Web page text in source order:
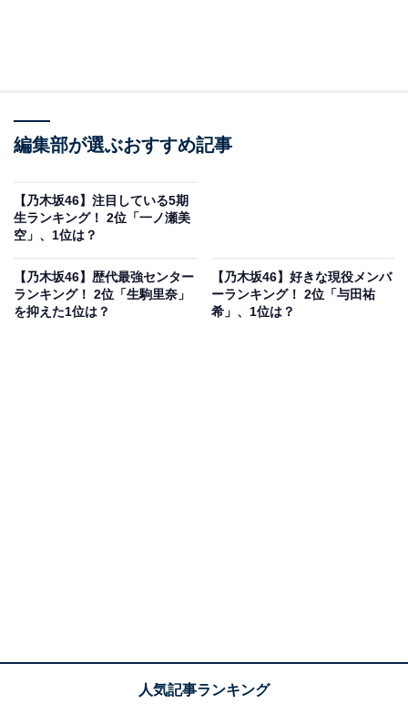
2位に選ばれたのは、与田祐希さんでした。
2017年に発売された18枚目のシングル『逃げ水』で、同
期の大園桃子さんと共にダブルセンターを務めました。
編集部が選ぶおすすめ記事
【乃木坂46】注目している5期
生ランキング！ 2位「一ノ瀬美
空」、1位は？
【乃木坂46】歴代最強センター
ランキング！ 2位「生駒里奈」
を抑えた1位は？
【乃木坂46】好きな現役メンバ
ーランキング！ 2位「与田祐
希」、1位は？